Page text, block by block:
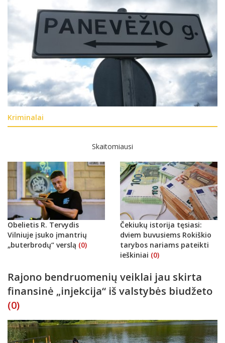
Kriminalai
Skaitomiausi
Obelietis R. Tervydis
Vilniuje įsuko įmantrių
„buterbrodų“ verslą (0)
Čekiukų istorija tęsiasi:
dviem buvusiems Rokiškio
tarybos nariams pateikti
ieškiniai (0)
Rajono bendruomenių veiklai jau skirta
finansinė „injekcija“ iš valstybės biudžeto
(0)